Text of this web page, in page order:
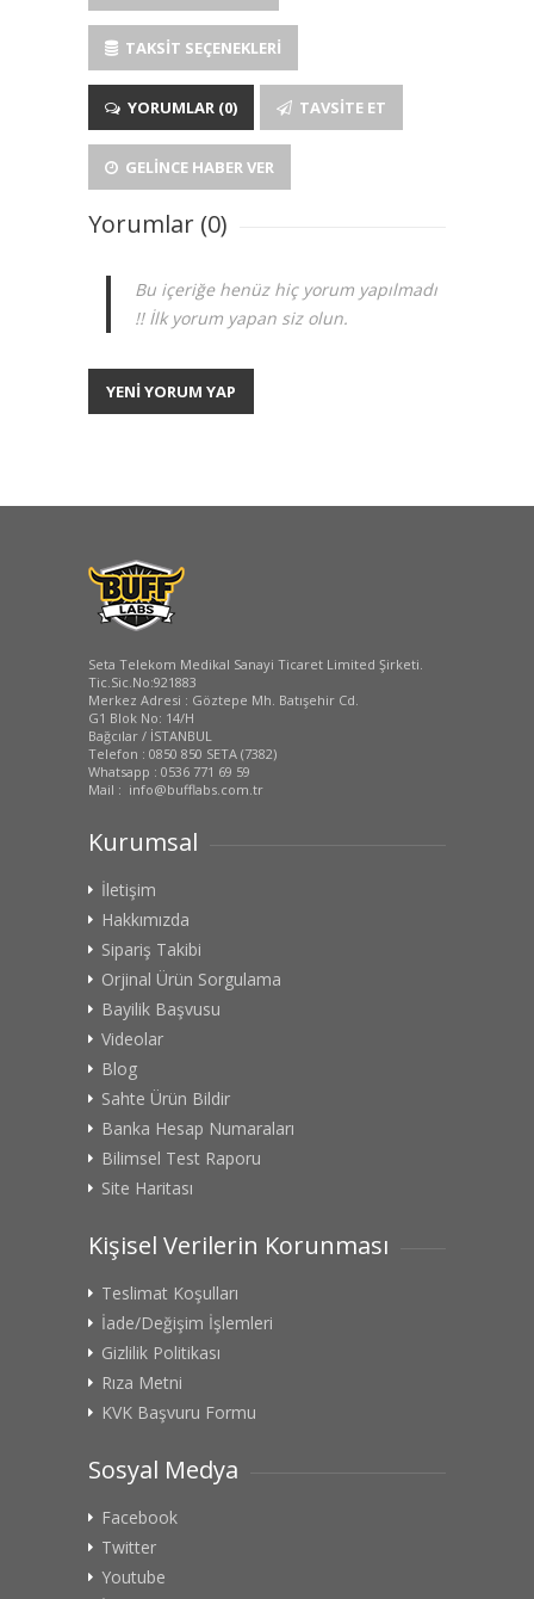
TAKSIT SEÇENEKLERI
YORUMLAR (0) TAVSITE ET
GELINCE HABER VER
Yorumlar (0)
Bu içeriğe henüz hiç yorum yapılmadı
!! İlk yorum yapan siz olun.
YENİ YORUM YAP
Seta Telekom Medikal Sanayi Ticaret Limited Şirketi.
Tic.Sic.No:921883
Merkez Adresi : Göztepe Mh. Batışehir Cd.
G1 Blok No: 14/H
Bağcılar / İSTANBUL
Telefon : 0850 850 SETA (7382)
Whatsapp : 0536 771 69 59
Mail : info@bufflabs.com.tr
Kurumsal
İletişim
Hakkımızda
Sipariş Takibi
Orjinal Ürün Sorgulama
Bayilik Başvusu
Videolar
Blog
Sahte Ürün Bildir
Banka Hesap Numaraları
Bilimsel Test Raporu
Site Haritası
Kişisel Verilerin Korunması
Teslimat Koşulları
İade/Değişim İşlemleri
Gizlilik Politikası
Rıza Metni
KVK Başvuru Formu
Sosyal Medya
Facebook
Twitter
Youtube